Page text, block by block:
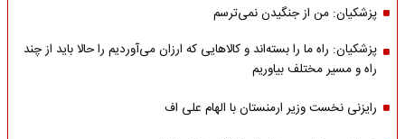
پزشکیان: من از جنگیدن نمی‌ترسم
پزشکیان: راه ما را بسته‌اند و کالاهایی که ارزان می‌آوردیم را حالا باید از چند
راه و مسیر مختلف بیاوریم
رایزنی نخست وزیر ارمنستان با الهام علی اف